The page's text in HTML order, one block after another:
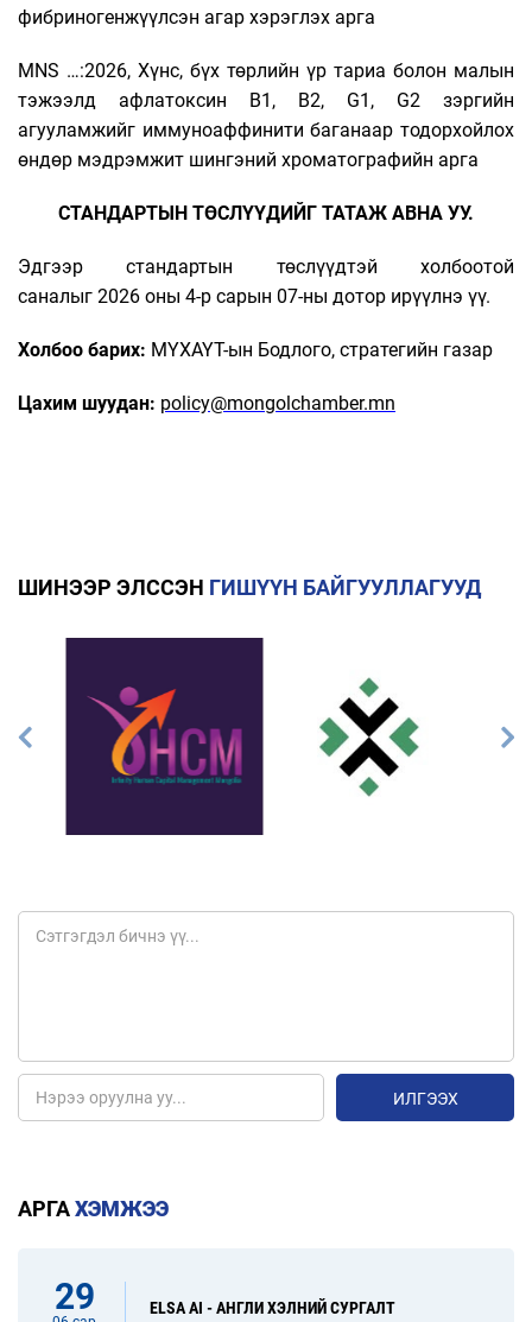
фибриногенжүүлсэн агар хэрэглэх арга
MNS …:2026, Хүнс, бүх төрлийн үр тариа болон малын
тэжээлд афлатоксин B1, B2, G1, G2 зэргийн
агууламжийг иммуноаффинити баганаар тодорхойлох
өндөр мэдрэмжит шингэний хроматографийн арга
СТАНДАРТЫН ТӨСЛҮҮДИЙГ ТАТАЖ АВНА УУ.
Эдгээр стандартын төслүүдтэй холбоотой
саналыг 2026 оны 4-р сарын 07-ны дотор ирүүлнэ үү.
Холбоо барих: МҮХАҮТ-ын Бодлого, стратегийн газар
Цахим шуудан: policy@mongolchamber.mn
ШИНЭЭР ЭЛССЭН ГИШҮҮН БАЙГУУЛЛАГУУД
ИЛГЭЭХ
АРГАХЭМЖЭЭ
29 ELSA AI - АНГЛИ ХЭЛНИЙ СУРГАЛТ